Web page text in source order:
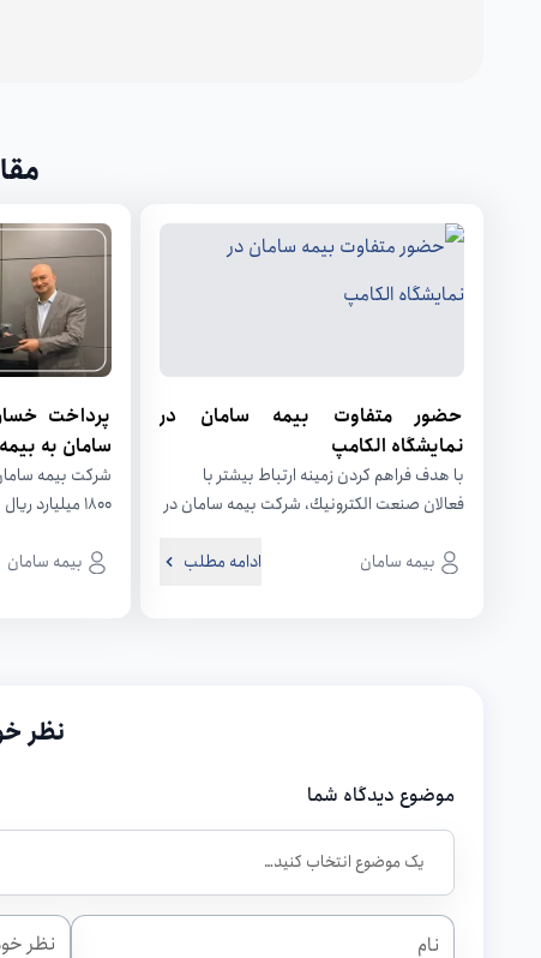
حضور متفاوت بيمه سامان در
نمايشگاه الكامپ
با هدف فراهم كردن زمينه ارتباط بيشتر با
فعالان صنعت الكترونيك، شركت بيمه سامان در
بیمه سامان
ادامه مطلب
سامان به
شرکت بیمه
۱۸۰۰ میلیارد
بیمه سامان
نظر
موضوع دیدگاه شما